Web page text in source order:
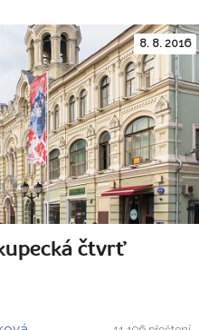
8. 8. 2016
čtvrť